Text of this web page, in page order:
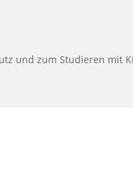
und zum Studieren mit